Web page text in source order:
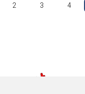
2 3 4